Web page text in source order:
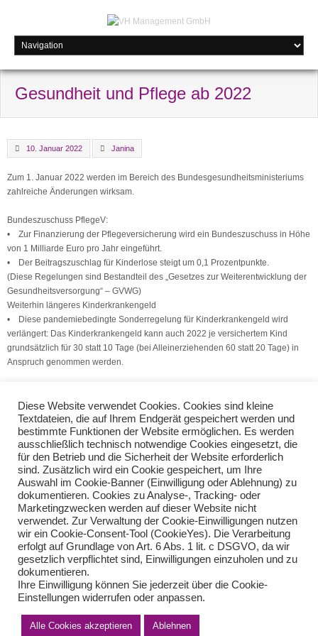
Gesundheit und Pflege ab 2022
10. Januar 2022 Janina
Zum 1. Januar 2022 werden im Bereich des Bundesgesundheitsministeriums
zahlreiche Änderungen wirksam.
Bundeszuschuss PflegeV:
• Zur Finanzierung der Pflegeversicherung wird ein Bundeszuschuss in Höhe
von 1 Milliarde Euro pro Jahr eingeführt.
• Der Beitragszuschlag für Kinderlose steigt um 0,1 Prozentpunkte.
(Diese Regelungen sind Bestandteil des „Gesetzes zur Weiterentwicklung der
Gesundheitsversorgung“ – GVWG)
Weiterhin längeres Kinderkrankengeld
• Diese pandemiebedingte Sonderregelung für Kinderkrankengeld wird
verlängert: Das Kinderkrankengeld kann auch 2022 je versichertem Kind
grundsätzlich für 30 statt 10 Tage (bei Alleinerziehenden 60 statt 20 Tage) in
Anspruch genommen werden.
Umsatzsteuerliche Billigkeitsmaßnahmen im Zusammenhang mit der
Corona-Krise
Steuerliche Entlastungen
Teilen Sie diese Nachricht mit Ihren Freunden oder Kollegen
Impressum Haftungsausschluss
Datenschutzerklärung nach DSGVO
Diese Website verwendet Cookies. Cookies sind kleine
Textdateien, die auf Ihrem Endgerät gespeichert werden und
bestimmte Funktionen der Website ermöglichen. Es werden
ausschließlich technisch notwendige Cookies eingesetzt, die
für den Betrieb und die Sicherheit der Website erforderlich
sind. Zusätzlich wird ein Cookie gespeichert, um Ihre
Auswahl im Cookie-Banner (Einwilligung oder Ablehnung) zu
dokumentieren. Cookies zu Analyse-, Tracking- oder
Marketingzwecken werden auf dieser Website nicht
verwendet. Zur Verwaltung der Cookie-Einwilligungen nutzen
wir ein Cookie-Consent-Tool (CookieYes). Die Verarbeitung
erfolgt auf Grundlage von Art. 6 Abs. 1 lit. c DSGVO, da wir
gesetzlich verpflichtet sind, Einwilligungen einzuholen und zu
dokumentieren.
Ihre Einwilligung können Sie jederzeit über die Cookie-
Einstellungen widerrufen oder anpassen.
Alle Cookies akzeptieren Ablehnen